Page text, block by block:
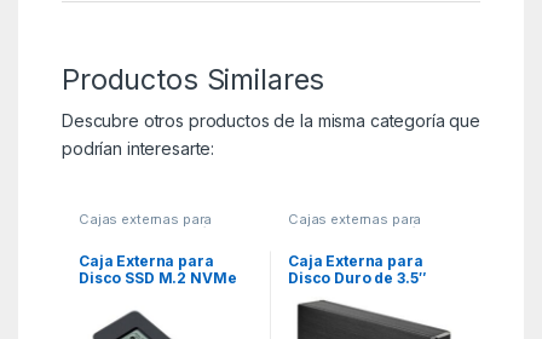
Productos Similares
Descubre otros productos de la misma categoría que
podrían interesarte:
Cajas externas para
Discos Periféricos
Caja Externa para
Disco SSD M.2 NVMe
USB 3.2/ con Pantalla
LCD
Cajas externas para
Discos Periféricos
Caja Externa para
Disco Duro de 3.5″
2.0